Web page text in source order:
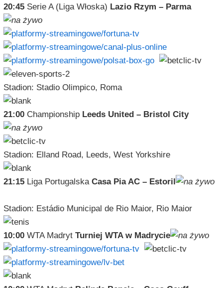
20:45Serie A (Liga Włoska) Lazio Rzym – Parma
Stadion: Stadio Olimpico, Roma
21:00Championship Leeds United – Bristol City
Stadion: Elland Road, Leeds, West Yorkshire
21:15Liga Portugalska Casa Pia AC – Estoril
Stadion: Estádio Municipal de Rio Maior, Rio Maior
10:00WTA Madryt Turniej WTA w Madrycie